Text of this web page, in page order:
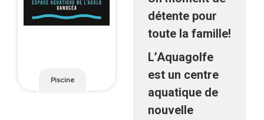
Piscine
détente pour
toute la famille!
L’Aquagolfe
est un centre
aquatique de
nouvelle